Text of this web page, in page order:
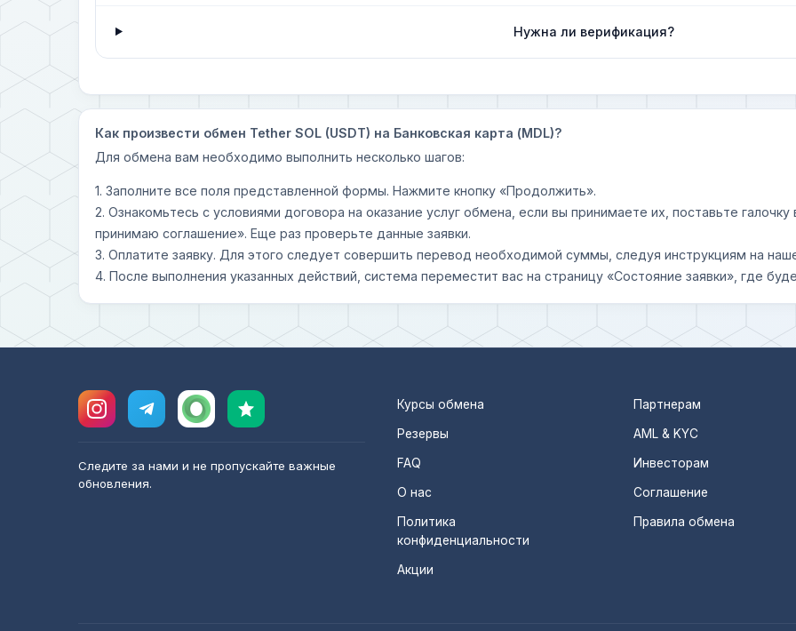
Нужна ли верификация?
Как произвести обмен Tether SOL (USDT) на Банковская карта (MDL)?
Для обмена вам необходимо выполнить несколько шагов:
1. Заполните все поля представленной формы. Нажмите кнопку «Продолжить».
2. Ознакомьтесь с условиями договора на оказание услуг обмена, если вы принимаете их, поставьте
принимаю соглашение». Еще раз проверьте данные заявки.
3. Оплатите заявку. Для этого следует совершить перевод необходимой суммы, следуя инструкциям на
4. После выполнения указанных действий, система переместит вас на страницу «Состояние заявки», где
Следите за нами и не пропускайте важные
обновления.
Курсы обмена
Резервы
FAQ
О нас
Политика
конфиденциальности
Акции
Партнерам
AML & KYC
Инвесторам
Соглашение
Правила обмена